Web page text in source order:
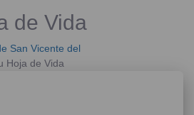
de Vida
San Vicente del
Hoja de Vida